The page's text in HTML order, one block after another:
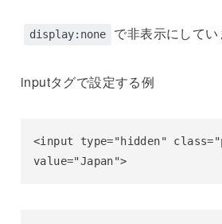
display:none で非表示にしてい
inputタグで設定する例
<input type="hidden"
value="Japan">